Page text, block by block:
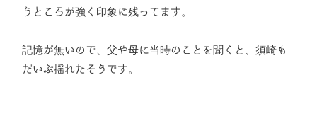
うところが強く印象に残ってます。
記憶が無いので、父や母に当時のことを聞くと、須崎も
だいぶ揺れたそうです。